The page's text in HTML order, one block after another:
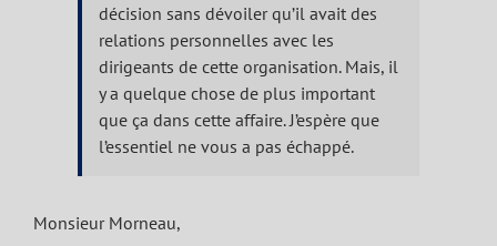
décision sans dévoiler qu’il avait des
relations personnelles avec les
dirigeants de cette organisation. Mais, il
y a quelque chose de plus important
que ça dans cette affaire. J’espère que
l’essentiel ne vous a pas échappé.
Monsieur Morneau,